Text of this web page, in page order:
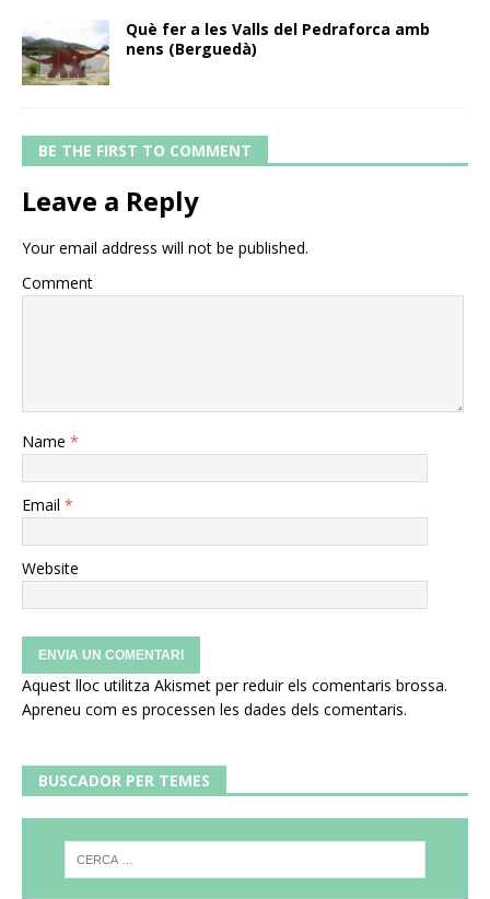
Què fer a les Valls del Pedraforca amb
nens (Berguedà)
BE THE FIRST TO COMMENT
Leave a Reply
Your email address will not be published.
Comment
Name *
Email *
Website
Aquest lloc utilitza Akismet per reduir els comentaris brossa.
Apreneu com es processen les dades dels comentaris.
BUSCADOR PER TEMES